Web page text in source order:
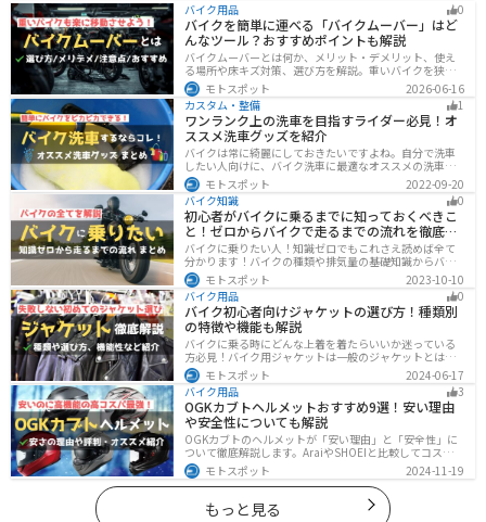
バイク用品 0
バイクを簡単に運べる「バイクムーバー」はど
んなツール？おすすめポイントも解説
バイクムーバーとは何か、メリット・デメリット、使え
る場所や床キズ対策、選び方を解説。重いバイクを狭い
ガレージで楽に移動したい方へ、ワールドウォークやFov
nyなどおすすめ商品2選の特徴も紹介します。駐車時の切
り返しや転倒の不安を減らしたいライダー必見です。導
入前の注意点もわかります。安全面まで確認。
モトスポット
2026-06-16
カスタム・整備
1
ワンランク上の洗車を目指すライダー必見！オ
ススメ洗車グッズを紹介
バイクは常に綺麗にしておきたいですよね。自分で洗車
したい人向けに、バイク洗車に最適なオススメの洗車グ
ッズを紹介します。汚れを落とすシャンプーからツヤを
出すワックスまで全て紹介します。自分でバイク洗車を
しようと思っている方は参考にしてください。
モトスポット
2022-09-20
バイク知識
0
初心者がバイクに乗るまでに知っておくべきこ
と！ゼロからバイクで走るまでの流れを徹底解
説
バイクに乗りたい人！知識ゼロでもこれさえ読めば全て
分かります！バイクの種類や排気量の基礎知識からバイ
クの選び方、免許の取り方、購入、納車、その後のバイ
クライフまで全てサポートします！
モトスポット
2023-10-10
バイク用品
0
バイク初心者向けジャケットの選び方！種類別
の特徴や機能も解説
バイクに乗る時にどんな上着を着たらいいか迷っている
方必見！バイク用ジャケットは一般のジャケットとは違
い、バイク専用に作られています。動きやすさ・快適
さ・機能性・デザイン性など様々なメリットがありま
す。この記事では、ジャケットの種類や選び方など初心
者が知っておくべきことをまとめました。
モトスポット
2024-06-17
バイク用品
3
OGKカブトヘルメットおすすめ9選！安い理由
や安全性についても解説
OGKカブトのヘルメットが「安い理由」と「安全性」に
ついて徹底解説します。AraiやSHOEIと比較してコスパが
高く、信頼性も兼ね備えたOGKカブトのヘルメット。初
心者ライダーからベテランまでおすすめのモデル9選と、
実際の口コミや評判、選び方も詳しく紹介します。
モトスポット 2024-11-19
もっと見る